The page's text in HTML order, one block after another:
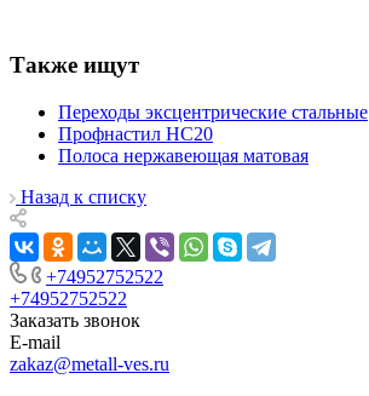
Также ищут
Переходы эксцентрические стальные
Профнастил НС20
Полоса нержавеющая матовая
Назад к списку
+74952752522
+74952752522
Заказать звонок
E-mail
zakaz@metall-ves.ru